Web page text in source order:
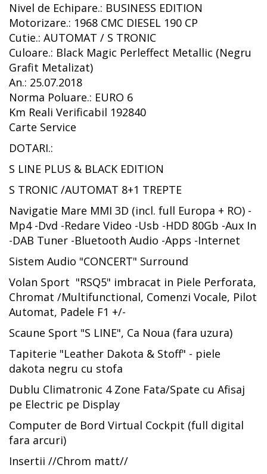
Nivel de Echipare.: BUSINESS EDITION
Motorizare.: 1968 CMC DIESEL 190 CP
Cutie.: AUTOMAT / S TRONIC
Culoare.: Black Magic Perleffect Metallic (Negru
Grafit Metalizat)
An.: 25.07.2018
Norma Poluare.: EURO 6
Km Reali Verificabil 192840
Carte Service
DOTARI.:
S LINE PLUS & BLACK EDITION
S TRONIC /AUTOMAT 8+1 TREPTE
Navigatie Mare MMI 3D (incl. full Europa + RO) -
Mp4 -Dvd -Redare Video -Usb -HDD 80Gb -Aux In
-DAB Tuner -Bluetooth Audio -Apps -Internet
Sistem Audio "CONCERT" Surround
Volan Sport "RSQ5" imbracat in Piele Perforata,
Chromat /Multifunctional, Comenzi Vocale, Pilot
Automat, Padele F1 +/-
Scaune Sport "S LINE", Ca Noua (fara uzura)
Tapiterie "Leather Dakota & Stoff" - piele
dakota negru cu stofa
Dublu Climatronic 4 Zone Fata/Spate cu Afisaj
pe Electric pe Display
Computer de Bord Virtual Cockpit (full digital
fara arcuri)
Insertii //Chrom matt//